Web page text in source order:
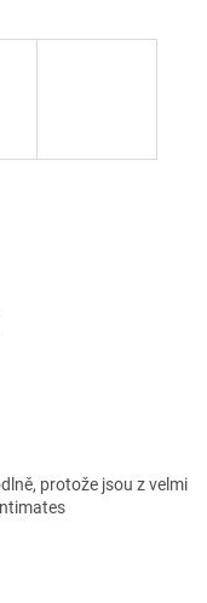
protože jsou z velmi